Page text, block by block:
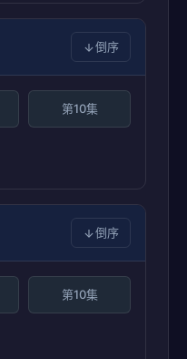
倒序
第10集
倒序
第10集